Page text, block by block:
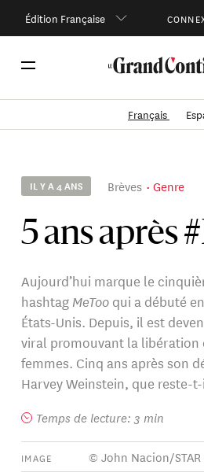
Édition Française
Français
IL Y A 4 ANS Brèves Genre
5 ans après
Aujourd’hui marque le
hashtag MeToo qui a débuté
États-Unis. Depuis, il est
viral promouvant la libération
femmes. Cinq ans après son
Harvey Weinstein, que reste-
Temps de lecture: 3 min
IMAGE © John Nacion/STAR